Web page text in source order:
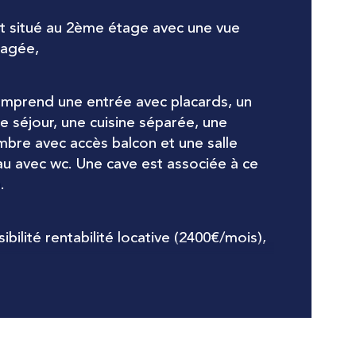
salle d'eau
situé au 2ème étage avec une vue
une entrée avec placards, un
séjour, une cuisine séparée, une
avec accès balcon et une salle
avec wc. Une cave est associée à ce
rentabilité locative (2400€/mois),